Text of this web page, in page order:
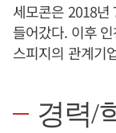
세모콘은 2018년
들어갔다. 이후
스피지의 관계기
경력/